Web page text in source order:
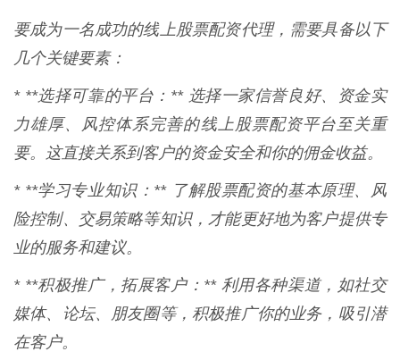
要成为一名成功的线上股票配资代理，需要具备以下
几个关键要素：
* **选择可靠的平台：** 选择一家信誉良好、资金实
力雄厚、风控体系完善的线上股票配资平台至关重
要。这直接关系到客户的资金安全和你的佣金收益。
* **学习专业知识：** 了解股票配资的基本原理、风
险控制、交易策略等知识，才能更好地为客户提供专
业的服务和建议。
* **积极推广，拓展客户：** 利用各种渠道，如社交
媒体、论坛、朋友圈等，积极推广你的业务，吸引潜
在客户。